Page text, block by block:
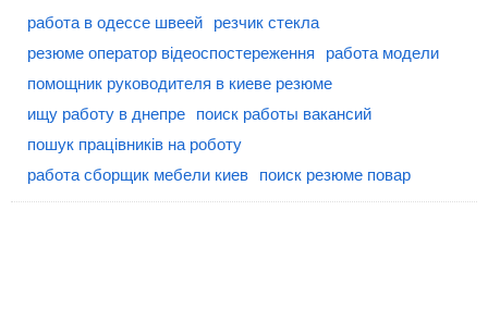
работа в одессе швеей
резчик стекла
резюме оператор відеоспостереження
работа модели
помощник руководителя в киеве резюме
ищу работу в днепре
поиск работы вакансий
пошук працівників на роботу
работа сборщик мебели киев
поиск резюме повар